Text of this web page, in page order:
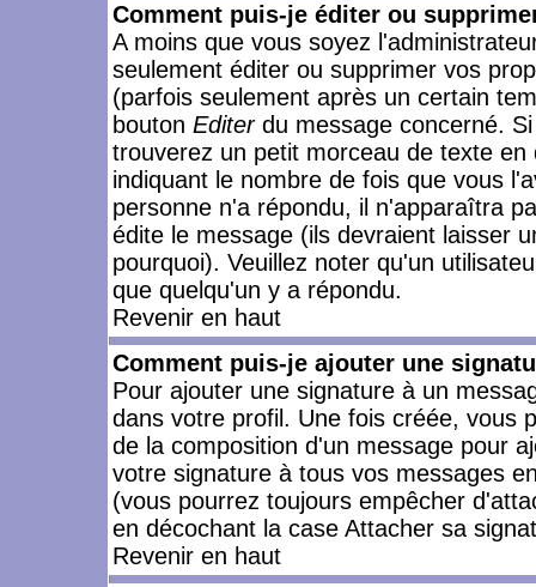
Comment puis-je éditer ou
A moins que vous soyez
seulement éditer ou supprimer vos
(parfois seulement après un certain
bouton Editerdu message concerné.
trouverez un petit morceau de texte
indiquant le nombre de fois que vous
personne n'a répondu, il n'apparaîtra
édite le message (ils devraient laisser
pourquoi). Veuillez noter qu'un
que quelqu'un y a répondu.
Revenir en haut
Comment puis-je ajouter une
Pour ajouter une signature à un
dans votre profil. Une fois créée, vous
de la composition d'un message pour
votre signature à tous vos messages
(vous pourrez toujours empêcher
en décochant la case Attacher sa
Revenir en haut